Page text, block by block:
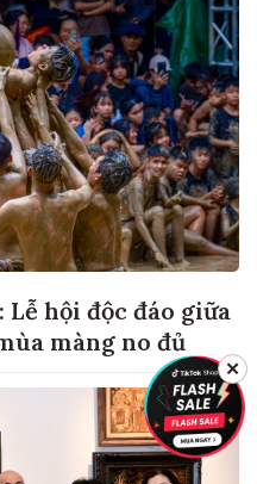
Lễ hội độc đáo giữa
màng no đủ
✕